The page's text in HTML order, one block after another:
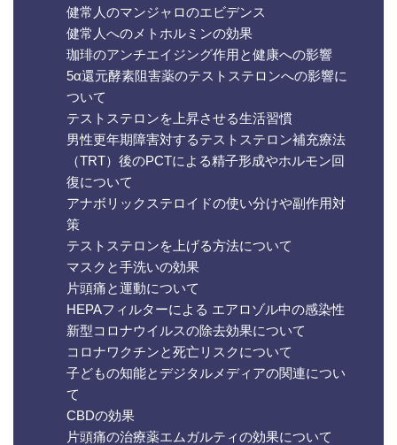
健常人のマンジャロのエビデンス
健常人へのメトホルミンの効果
珈琲のアンチエイジング作用と健康への影響
5α還元酵素阻害薬のテストステロンへの影響に
ついて
テストステロンを上昇させる生活習慣
男性更年期障害対するテストステロン補充療法
（TRT）後のPCTによる精子形成やホルモン回
復について
アナボリックステロイドの使い分けや副作用対
策
テストステロンを上げる方法について
マスクと手洗いの効果
片頭痛と運動について
HEPAフィルターによる エアロゾル中の感染性
新型コロナウイルスの除去効果について
コロナワクチンと死亡リスクについて
子どもの知能とデジタルメディアの関連につい
て
CBDの効果
片頭痛の治療薬エムガルティの効果について